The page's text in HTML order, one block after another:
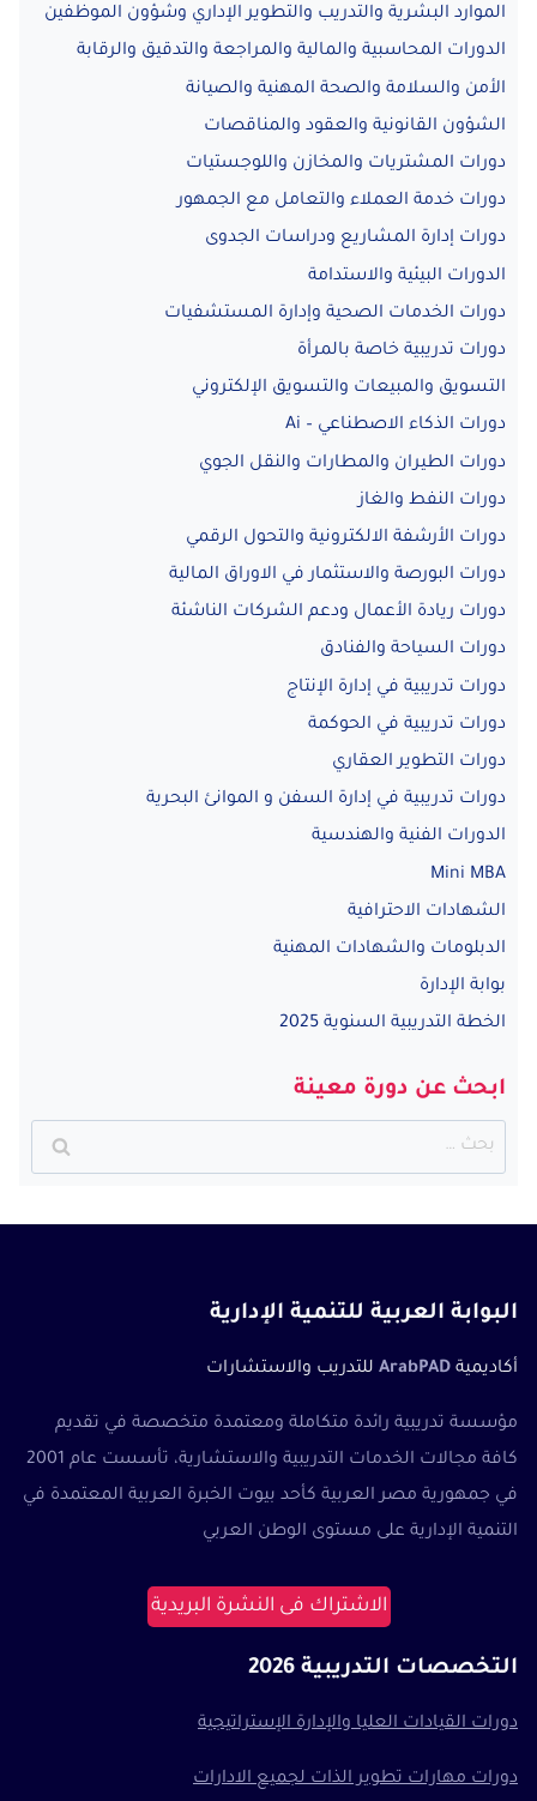
الموارد البشرية والتدريب والتطوير الإداري وشؤون الموظفين
الدورات المحاسبية والمالية والمراجعة والتدقيق والرقابة
الأمن والسلامة والصحة المهنية والصيانة
الشؤون القانونية والعقود والمناقصات
دورات المشتريات والمخازن واللوجستيات
دورات خدمة العملاء والتعامل مع الجمهور
دورات إدارة المشاريع ودراسات الجدوى
الدورات البيئية والاستدامة
دورات الخدمات الصحية وإدارة المستشفيات
دورات تدريبية خاصة بالمرأة
التسويق والمبيعات والتسويق الإلكتروني
دورات الذكاء الاصطناعي – Ai
دورات الطيران والمطارات والنقل الجوي
دورات النفط والغاز
دورات الأرشفة الالكترونية والتحول الرقمي
دورات البورصة والاستثمار في الاوراق المالية
دورات ريادة الأعمال ودعم الشركات الناشئة
دورات السياحة والفنادق
دورات تدريبية في إدارة الإنتاج
دورات تدريبية في الحوكمة
دورات التطوير العقاري
دورات تدريبية في إدارة السفن و الموانئ البحرية
الدورات الفنية والهندسية
Mini MBA
الشهادات الاحترافية
الدبلومات والشهادات المهنية
بوابة الإدارة
الخطة التدريبية السنوية 2025
ابحث عن دورة معينة
البحث
عن:
البوابة العربية للتنمية الإدارية
أكاديمية ArabPAD للتدريب والاستشارات
مؤسسة تدريبية رائدة متكاملة ومعتمدة متخصصة في تقديم
كافة مجالات الخدمات التدريبية والاستشارية، تأسست عام 2001
في جمهورية مصر العربية كأحد بيوت الخبرة العربية المعتمدة في
التنمية الإدارية على مستوى الوطن العربي
الاشتراك فى النشرة البريدية
التخصصات التدريبية 2026
دورات القيادات العليا والإدارة الإستراتيجية
دورات مهارات تطوير الذات لجميع الادارات